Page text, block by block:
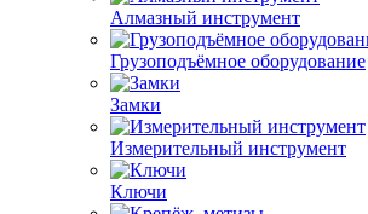
Алмазный инструмент
Грузоподъёмное оборудование
Замки
Измерительный инструмент
Ключи